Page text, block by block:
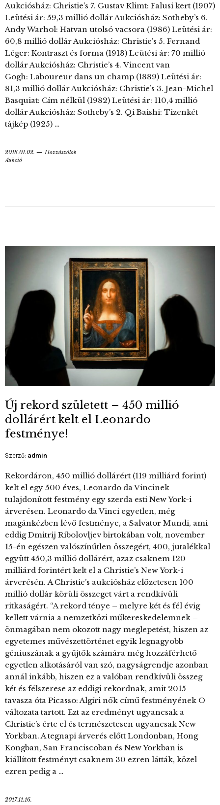
Aukciósház: Christie’s 7. Gustav Klimt: Falusi kert (1907)
Leütési ár: 59,3 millió dollár Aukciósház: Sotheby’s 6.
Andy Warhol: Hatvan utolsó vacsora (1986) Leütési ár:
60,8 millió dollár Aukciósház: Christie’s 5. Fernand
Léger: Kontraszt és forma (1913) Leütési ár: 70 millió
dollár Aukciósház: Christie’s 4. Vincent van
Gogh: Laboureur dans un champ (1889) Leütési ár:
81,3 millió dollár Aukciósház: Christie’s 3. Jean-Michel
Basquiat: Cím nélkül (1982) Leütési ár: 110,4 millió
dollár Aukciósház: Sotheby’s 2. Qi Baishi: Tizenkét
tájkép (1925) …
2018.01.02.
Hozzászólok
Aukció
Új rekord született – 450 millió
dollárért kelt el Leonardo
festménye!
Szerző: admin
Rekordáron, 450 millió dollárért (119 milliárd forint)
kelt el egy 500 éves, Leonardo da Vincinek
tulajdonított festmény egy szerda esti New York-i
árverésen. Leonardo da Vinci egyetlen, még
magánkézben lévő festménye, a Salvator Mundi, ami
eddig Dmitrij Ribolovljev birtokában volt, november
15-én egészen valószínűtlen összegért, 400, jutalékkal
együtt 450,3 millió dollárért, azaz csaknem 120
milliárd forintért kelt el a Christie’s New York-i
árverésén. A Christie’s aukciósház előzetesen 100
millió dollár körüli összeget várt a rendkívüli
ritkaságért. “A rekord ténye – melyre két és fél évig
kellett várnia a nemzetközi műkereskedelemnek –
önmagában nem okozott nagy meglepetést, hiszen az
egyetemes művészettörténet egyik legnagyobb
géniuszának a gyűjtők számára még hozzáférhető
egyetlen alkotásáról van szó, nagyságrendje azonban
annál inkább, hiszen ez a valóban rendkívüli összeg
két és félszerese az eddigi rekordnak, amit 2015
tavasza óta Picasso: Algíri nők című festményének O
változata tartott. Ezt az eredményt ugyancsak a
Christie’s érte el és természetesen ugyancsak New
Yorkban. A tegnapi árverés előtt Londonban, Hong
Kongban, San Franciscoban és New Yorkban is
kiállított festményt csaknem 30 ezren látták, közel
ezren pedig a …
2017.11.16.